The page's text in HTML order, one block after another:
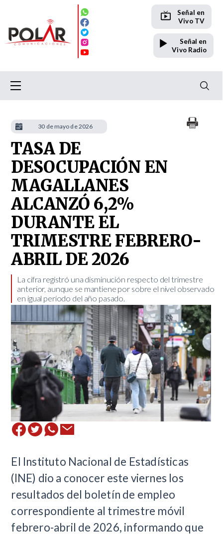
Señal en
Vivo TV
Señal en
Vivo Radio
TASA DE
DESOCUPACIÓN EN
MAGALLANES
ALCANZÓ 6,2%
DURANTE EL
TRIMESTRE FEBRERO-
ABRIL DE 2026
​La cifra registró una disminución respecto del trimestre
anterior, aunque se mantiene por sobre el nivel observado
en igual período del año pasado.
El Instituto Nacional de Estadísticas
(INE) dio a conocer este viernes los
resultados del boletín de empleo
correspondiente al trimestre móvil
febrero-abril de 2026, informando que
30 de mayo de 2026